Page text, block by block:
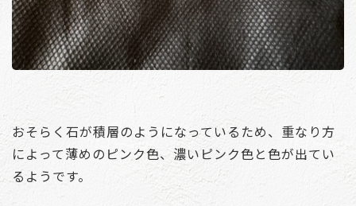
おそらく石が積層のようになっているため、重なり方
によって薄めのピンク色、濃いピンク色と色が出てい
るようです。